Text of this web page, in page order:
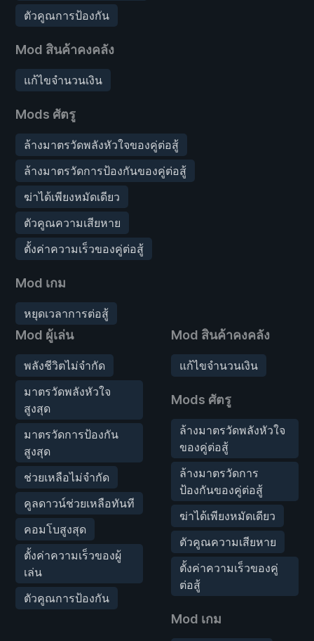
ตัวคูณการป้องกัน
Mod สินค้าคงคลัง
แก้ไขจำนวนเงิน
Mods ศัตรู
ล้างมาตรวัดพลังหัวใจของคู่ต่อสู้
ล้างมาตรวัดการป้องกันของคู่ต่อสู้
ฆ่าได้เพียงหมัดเดียว
ตัวคูณความเสียหาย
ตั้งค่าความเร็วของคู่ต่อสู้
Mod เกม
หยุดเวลาการต่อสู้
Mod ผู้เล่น
พลังชีวิตไม่จำกัด
มาตรวัดพลังหัวใจ
สูงสุด
มาตรวัดการป้องกัน
สูงสุด
ช่วยเหลือไม่จำกัด
คูลดาวน์ช่วยเหลือทันที
คอมโบสูงสุด
ตั้งค่าความเร็วของผู้
เล่น
ตัวคูณการป้องกัน
Mod สินค้าคงคลัง
แก้ไขจำนวนเงิน
Mods ศัตรู
ล้างมาตรวัดพลังหัวใจ
ของคู่ต่อสู้
ล้างมาตรวัดการ
ป้องกันของคู่ต่อสู้
ฆ่าได้เพียงหมัดเดียว
ตัวคูณความเสียหาย
ตั้งค่าความเร็วของคู่
ต่อสู้
Mod เกม